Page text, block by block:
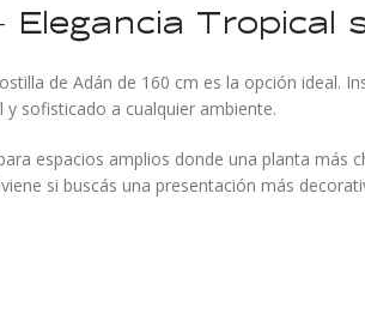
Elegancia Tropical
de Adán de 160 cm es la opción ideal.
sofisticado a cualquier ambiente.
espacios amplios donde una planta más
si buscás una presentación más